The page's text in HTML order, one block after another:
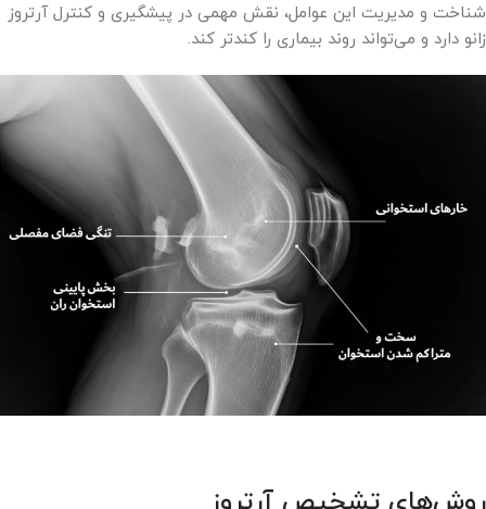
شناخت و مدیریت این عوامل، نقش مهمی در پیشگیری و کنترل آرتروز
زانو دارد و می‌تواند روند بیماری را کندتر کند.